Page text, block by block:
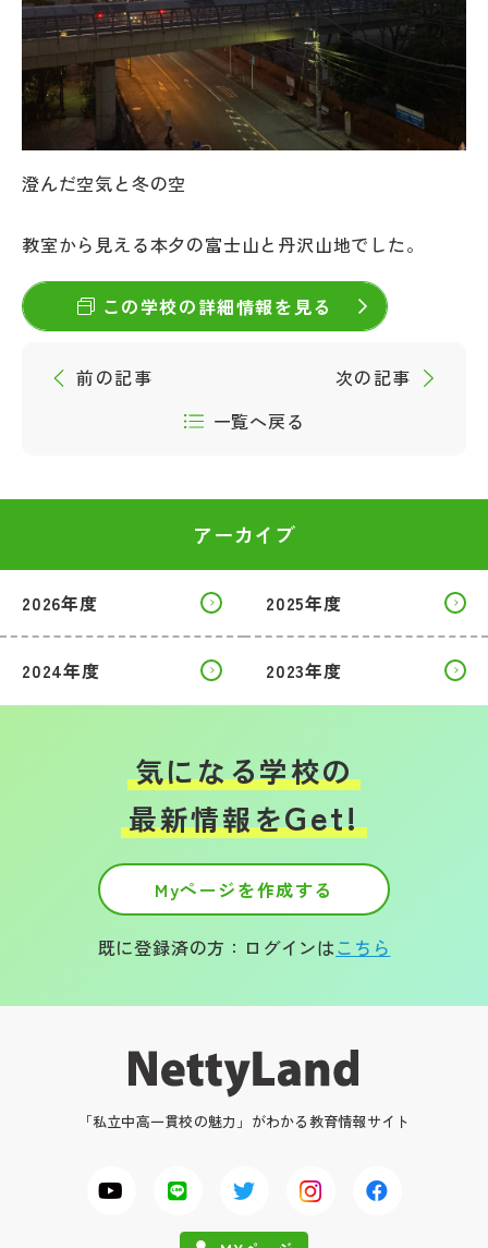
学校からのお知らせ
学校HP最新情報
特集
NettyLandかわら版
その他
澄んだ空気と冬の空
教室から見える本夕の富士山と丹沢山地でした。
この学校の詳細情報を見る
前の記事
一覧へ戻る
次の記事
アーカイブ
2026年度 2025年度
2024年度 2023年度
気になる学校の
最新情報をGet!
Myページを作成する
既に登録済の方：ログインはこちら
「私立中高一貫校の魅力」がわかる教育情報サイト